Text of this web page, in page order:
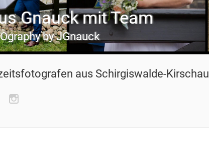
Gnauck mit Team
by JGnauck
aus Schirgiswalde-Kirschau